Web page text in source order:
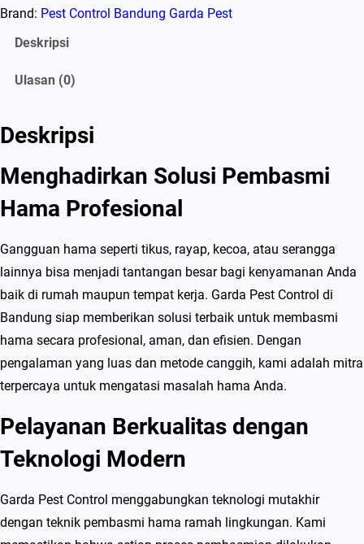
Brand: Pest Control Bandung Garda Pest
Deskripsi
Ulasan (0)
Deskripsi
Menghadirkan Solusi Pembasmi
Hama Profesional
Gangguan hama seperti tikus, rayap, kecoa, atau serangga
lainnya bisa menjadi tantangan besar bagi kenyamanan Anda
baik di rumah maupun tempat kerja. Garda Pest Control di
Bandung siap memberikan solusi terbaik untuk membasmi
hama secara profesional, aman, dan efisien. Dengan
pengalaman yang luas dan metode canggih, kami adalah mitra
terpercaya untuk mengatasi masalah hama Anda.
Pelayanan Berkualitas dengan
Teknologi Modern
Garda Pest Control menggabungkan teknologi mutakhir
dengan teknik pembasmi hama ramah lingkungan. Kami